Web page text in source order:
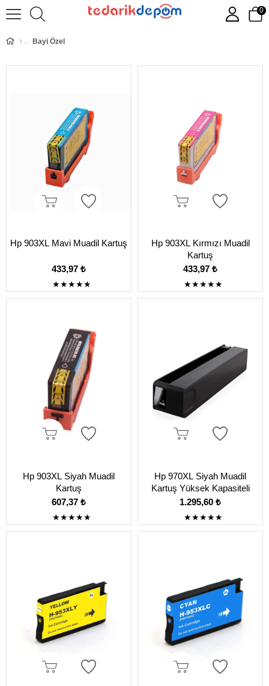
0
Bayi Özel
Hp 903XL Mavi Muadil Kartuş
★★★★★
433,97 ₺
Hp 903XL Kırmızı Muadil
Kartuş
★★★★★
433,97 ₺
Hp 903XL Siyah Muadil
Kartuş
★★★★★
607,37 ₺
Hp 970XL Siyah Muadil
Kartuş Yüksek Kapasiteli
★★★★★
1.295,60 ₺